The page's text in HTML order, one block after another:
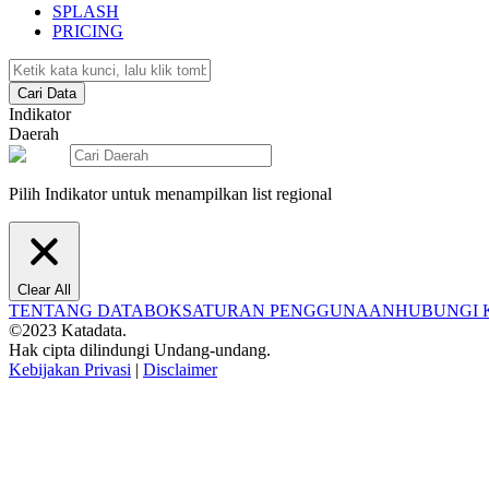
SPLASH
PRICING
Cari Data
Indikator
Daerah
Pilih Indikator untuk menampilkan list regional
Clear All
TENTANG DATABOKSATURAN PENGGUNAANHUBUNGI
©2023 Katadata.
Hak cipta dilindungi Undang-undang.
Kebijakan Privasi | Disclaimer